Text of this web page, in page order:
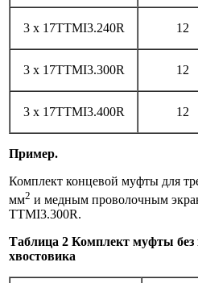
3 x 17TTMI3.240R 12
3 x 17TTMI3.300R 12
3 x 17TTMI3.400R 12
Пример.
Комплект концевой муфты для
мм2 и медным проволочным
TTMI3.300R.
Таблица 2 Комплект муфты без
хвостовика